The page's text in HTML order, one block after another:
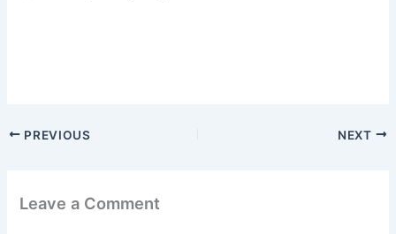
PREVIOUS NEXT
Leave a Comment